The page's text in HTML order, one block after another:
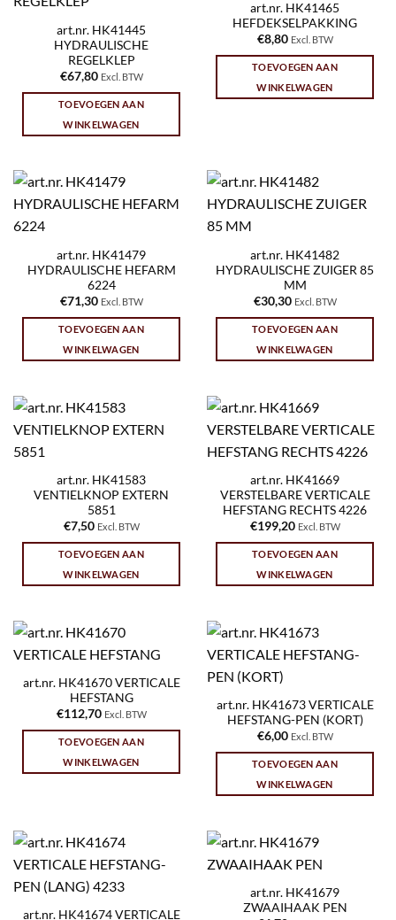
art.nr. HK41445
HYDRAULISCHE
REGELKLEP
€67,80 Excl. BTW
TOEVOEGEN AAN
WINKELWAGEN
art.nr. HK41465
HEFDEKSELPAKKING
€8,80 Excl. BTW
TOEVOEGEN AAN
WINKELWAGEN
art.nr. HK41479
HYDRAULISCHE HEFARM
6224
€71,30 Excl. BTW
TOEVOEGEN AAN
WINKELWAGEN
art.nr. HK41482
HYDRAULISCHE ZUIGER 85
MM
€30,30 Excl. BTW
TOEVOEGEN AAN
WINKELWAGEN
art.nr. HK41583
VENTIELKNOP EXTERN
5851
€7,50 Excl. BTW
TOEVOEGEN AAN
WINKELWAGEN
art.nr. HK41669
VERSTELBARE VERTICALE
HEFSTANG RECHTS 4226
€199,20 Excl. BTW
TOEVOEGEN AAN
WINKELWAGEN
art.nr. HK41670 VERTICALE
HEFSTANG
€112,70 Excl. BTW
TOEVOEGEN AAN
WINKELWAGEN
art.nr. HK41673 VERTICALE
HEFSTANG-PEN (KORT)
€6,00 Excl. BTW
TOEVOEGEN AAN
WINKELWAGEN
art.nr. HK41674 VERTICALE
art.nr. HK41679
ZWAAIHAAK PEN